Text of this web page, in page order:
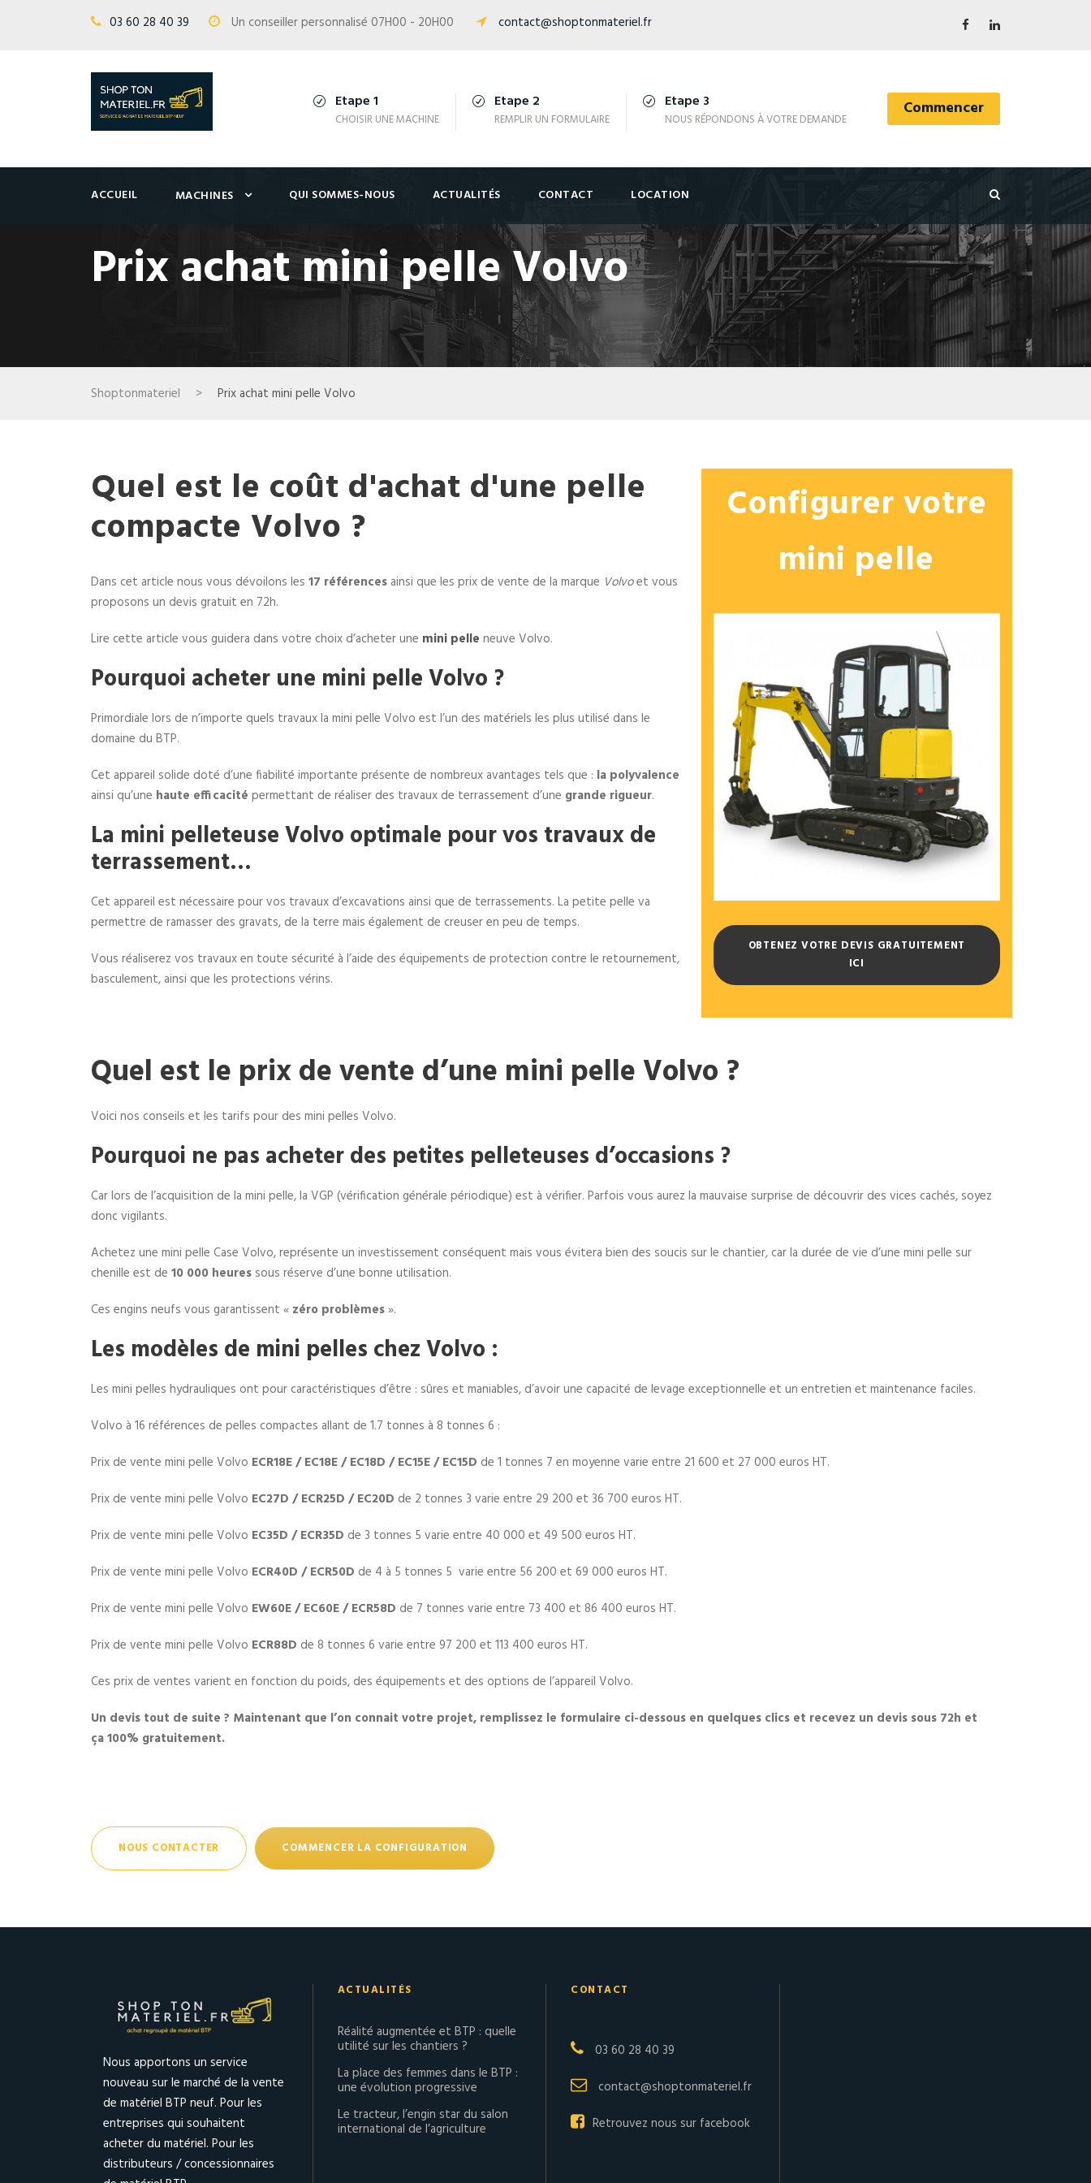
03 60 28 40 39 Un conseiller personnalisé 07H00 - 20H00 contact@shoptonmateriel.fr
Etape 1
CHOISIR UNE MACHINE
Etape 2
REMPLIR UN FORMULAIRE
Etape 3
NOUS RÉPONDONS À VOTRE DEMANDE Commencer
ACCUEIL MACHINES QUI SOMMES-NOUS ACTUALITÉS CONTACT LOCATION
Prix achat mini pelle Volvo
Shoptonmateriel > Prix achat mini pelle Volvo
Quel est le coût d'achat d'une pelle
compacte Volvo ?
Dans cet article nous vous dévoilons les 17 références ainsi que les prix de vente de la marque Volvoet vous
proposons un devis gratuit en 72h.
Lire cette article vous guidera dans votre choix d’acheter une mini pelle neuve Volvo.
Pourquoi acheter une mini pelle Volvo ?
Primordiale lors de n’importe quels travaux la mini pelle Volvo est l’un des matériels les plus utilisé dans le
domaine du BTP.
Cet appareil solide doté d’une fiabilité importante présente de nombreux avantages tels que : la polyvalence
ainsi qu’une haute efficacité permettant de réaliser des travaux de terrassement d’une grande rigueur.
La mini pelleteuse Volvo optimale pour vos travaux de
terrassement…
Cet appareil est nécessaire pour vos travaux d’excavations ainsi que de terrassements. La petite pelle va
permettre de ramasser des gravats, de la terre mais également de creuser en peu de temps.
Vous réaliserez vos travaux en toute sécurité à l’aide des équipements de protection contre le retournement,
basculement, ainsi que les protections vérins.
Configurer votre
mini pelle
OBTENEZ VOTRE DEVIS GRATUITEMENT
ICI
Quel est le prix de vente d’une mini pelle Volvo ?
Voici nos conseils et les tarifs pour des mini pelles Volvo.
Pourquoi ne pas acheter des petites pelleteuses d’occasions ?
Car lors de l’acquisition de la mini pelle, la VGP (vérification générale périodique) est à vérifier. Parfois vous aurez la mauvaise surprise de découvrir des vices cachés, soyez
donc vigilants.
Achetez une mini pelle Case Volvo, représente un investissement conséquent mais vous évitera bien des soucis sur le chantier, car la durée de vie d’une mini pelle sur
chenille est de 10 000 heures sous réserve d’une bonne utilisation.
Ces engins neufs vous garantissent « zéro problèmes».
Les modèles de mini pelles chez Volvo :
Les mini pelles hydrauliques ont pour caractéristiques d’être : sûres et maniables, d’avoir une capacité de levage exceptionnelle et un entretien et maintenance faciles.
Volvo à 16 références de pelles compactes allant de 1.7 tonnes à 8 tonnes 6 :
Prix de vente mini pelle Volvo ECR18E / EC18E / EC18D / EC15E / EC15D de 1 tonnes 7 en moyenne varie entre 21 600 et 27 000 euros HT.
Prix de vente mini pelle Volvo EC27D / ECR25D / EC20D de 2 tonnes 3 varie entre 29 200 et 36 700 euros HT.
Prix de vente mini pelle Volvo EC35D / ECR35D de 3 tonnes 5 varie entre 40 000 et 49 500 euros HT.
Prix de vente mini pelle Volvo ECR40D /ECR50D de 4 à 5 tonnes 5 varie entre 56 200 et 69 000 euros HT.
Prix de vente mini pelle Volvo EW60E / EC60E / ECR58D de 7 tonnes varie entre 73 400 et 86 400 euros HT.
Prix de vente mini pelle Volvo ECR88D de 8 tonnes 6 varie entre 97 200 et 113 400 euros HT.
Ces prix de ventes varient en fonction du poids, des équipements et des options de l’appareil Volvo.
Un devis tout de suite ? Maintenant que l’on connait votre projet, remplissez le formulaire ci-dessous en quelques clics et recevez un devis sous 72h et
ça 100% gratuitement.
NOUS CONTACTER COMMENCER LA CONFIGURATION
Nous apportons un service
nouveau sur le marché de la vente
de matériel BTP neuf. Pour les
entreprises qui souhaitent
acheter du matériel. Pour les
distributeurs / concessionnaires
ACTUALITÉS
Réalité augmentée et BTP : quelle
utilité sur les chantiers ?
La place des femmes dans le BTP :
une évolution progressive
Le tracteur, l’engin star du salon
international de l’agriculture
CONTACT
03 60 28 40 39
contact@shoptonmateriel.fr
Retrouvez nous sur facebook